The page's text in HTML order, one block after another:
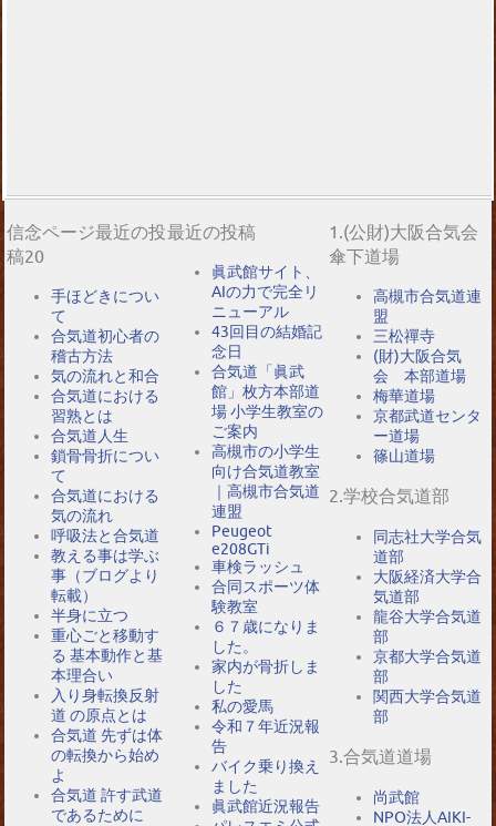
信念ページ最近の投
稿20
手ほどきについ
て
合気道初心者の
稽古方法
気の流れと和合
合気道における
習熟とは
合気道人生
鎖骨骨折につい
て
合気道における
気の流れ
呼吸法と合気道
教える事は学ぶ
事（ブログより
転載）
半身に立つ
重心ごと移動す
る 基本動作と基
本理合い
入り身転換反射
道 の原点とは
合気道 先ずは体
の転換から始め
よ
合気道 許す武道
であるために
最近の投稿
眞武館サイト、
AIの力で完全リ
ニューアル
43回目の結婚記
念日
合気道「眞武
館」枚方本部道
場 小学生教室の
ご案内
高槻市の小学生
向け合気道教室
｜高槻市合気道
連盟
Peugeot
e208GTi
車検ラッシュ
合同スポーツ体
験教室
６７歳になりま
した。
家内が骨折しま
した
私の愛馬
令和７年近況報
告
バイク乗り換え
ました
眞武館近況報告
1.(公財)大阪合気会
傘下道場
高槻市合気道連
盟
三松禪寺
(財)大阪合気
会 本部道場
梅華道場
京都武道センタ
ー道場
篠山道場
2.学校合気道部
同志社大学合気
道部
大阪経済大学合
気道部
龍谷大学合気道
部
京都大学合気道
部
関西大学合気道
部
3.合気道道場
尚武館
NPO法人AIKI-